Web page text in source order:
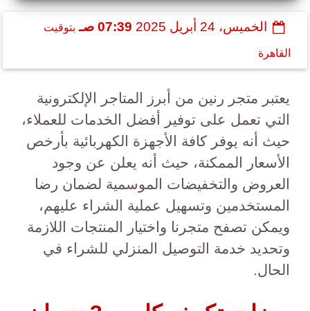
الخميس، 24 أبريل 2025 07:39 صـ بتوقيت
القاهرة
يعتبر متجر رنين من أبرز المتاجر الإلكترونية
التي تعمل على توفير أفضل الخدمات للعملاء،
حيث أنه يوفر كافة الأجهزة الكهربائية بأرخص
الأسعار الممكنة، حيث أنه يعلن عن وجود
العروض والتخفيضات الموسمية لضمان رضا
المستخدمين وتسهيل عملية الشراء عليهم،
ويمكن تصفح متجرنا واختيار المنتجات اللازمة
وتحديد خدمة التوصيل المنزلي للشراء في
الحال.